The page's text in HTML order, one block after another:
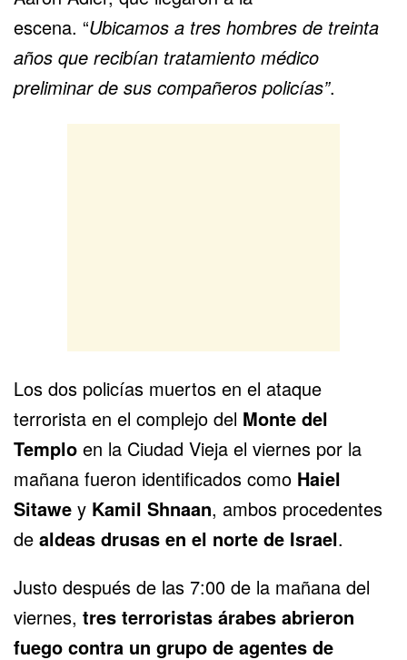
escena. “Ubicamos a tres hombres de treinta
años que recibían tratamiento médico
preliminar de sus compañeros policías”.
Los dos policías muertos en el ataque
terrorista en el complejo del Monte del
Templo en la Ciudad Vieja el viernes por la
mañana fueron identificados como Haiel
Sitawe y Kamil Shnaan, ambos procedentes
de aldeas drusas en el norte de Israel.
Justo después de las 7:00 de la mañana del
viernes, tres terroristas árabes abrieron
fuego contra un grupo de agentes de